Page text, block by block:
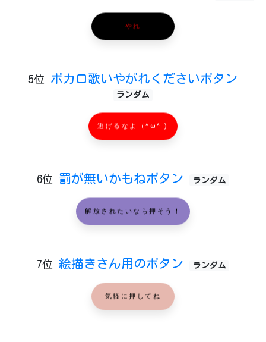
やれ
5位 ボカロ歌いやがれくださいボタン
ランダム
逃げるなよ（^ω^ )
6位 罰が無いかもねボタン ランダム
解放されたいなら押そう！
7位 絵描きさん用のボタン ランダム
気軽に押してね